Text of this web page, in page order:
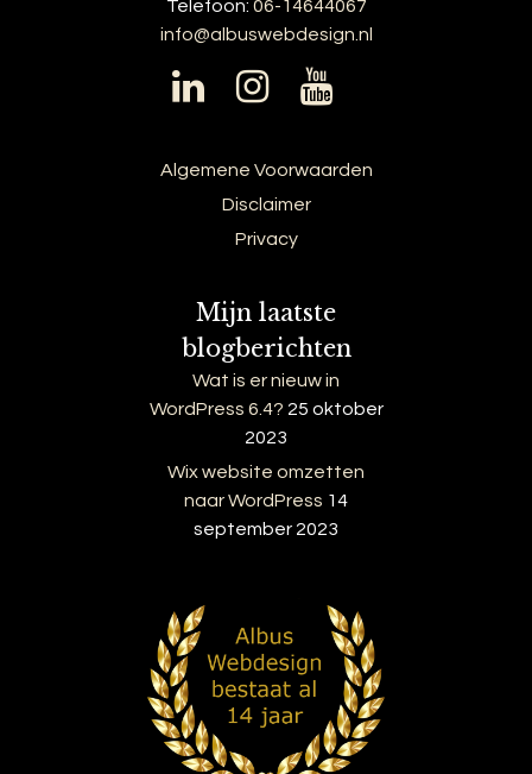
Telefoon: 06-14644067
info@albuswebdesign.nl
Algemene Voorwaarden
Disclaimer
Privacy
Mijn laatste
blogberichten
Wat is er nieuw in
WordPress 6.4? 25 oktober
2023
Wix website omzetten
naar WordPress 14
september 2023